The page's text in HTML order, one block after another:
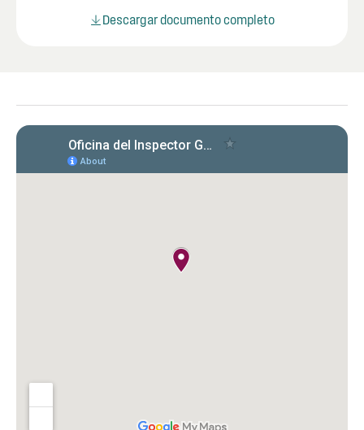
Descargar documento completo